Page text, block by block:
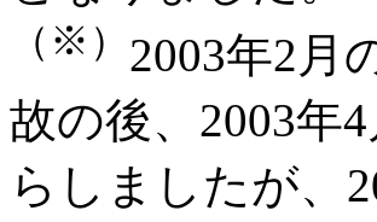
（※） 2003年2月
故の後、2003年
らしましたが、